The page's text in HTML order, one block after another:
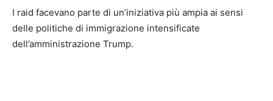
I raid facevano parte di un’iniziativa più ampia ai sensi
delle politiche di immigrazione intensificate
dell’amministrazione Trump.